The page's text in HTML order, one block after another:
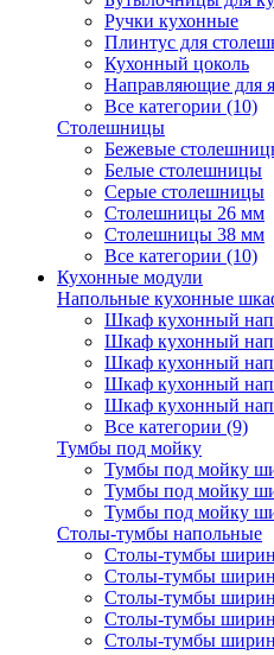
Ручки кухонные
Плинтус для
Кухонный цоколь
Направляющие для
Все категории (10)
Столешницы
Бежевые
Белые столешницы
Серые столешницы
Столешницы 26 мм
Столешницы 38 мм
Все категории (10)
Кухонные модули
Напольные кухонные
Шкаф кухонный
Шкаф кухонный
Шкаф кухонный
Шкаф кухонный
Шкаф кухонный
Все категории (9)
Тумбы под мойку
Тумбы под мойку
Тумбы под мойку
Тумбы под мойку
Столы-тумбы напольные
Столы-тумбы
Столы-тумбы
Столы-тумбы
Столы-тумбы
Столы-тумбы